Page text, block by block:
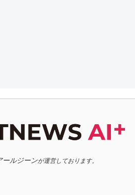
ールジーンが運営しております。